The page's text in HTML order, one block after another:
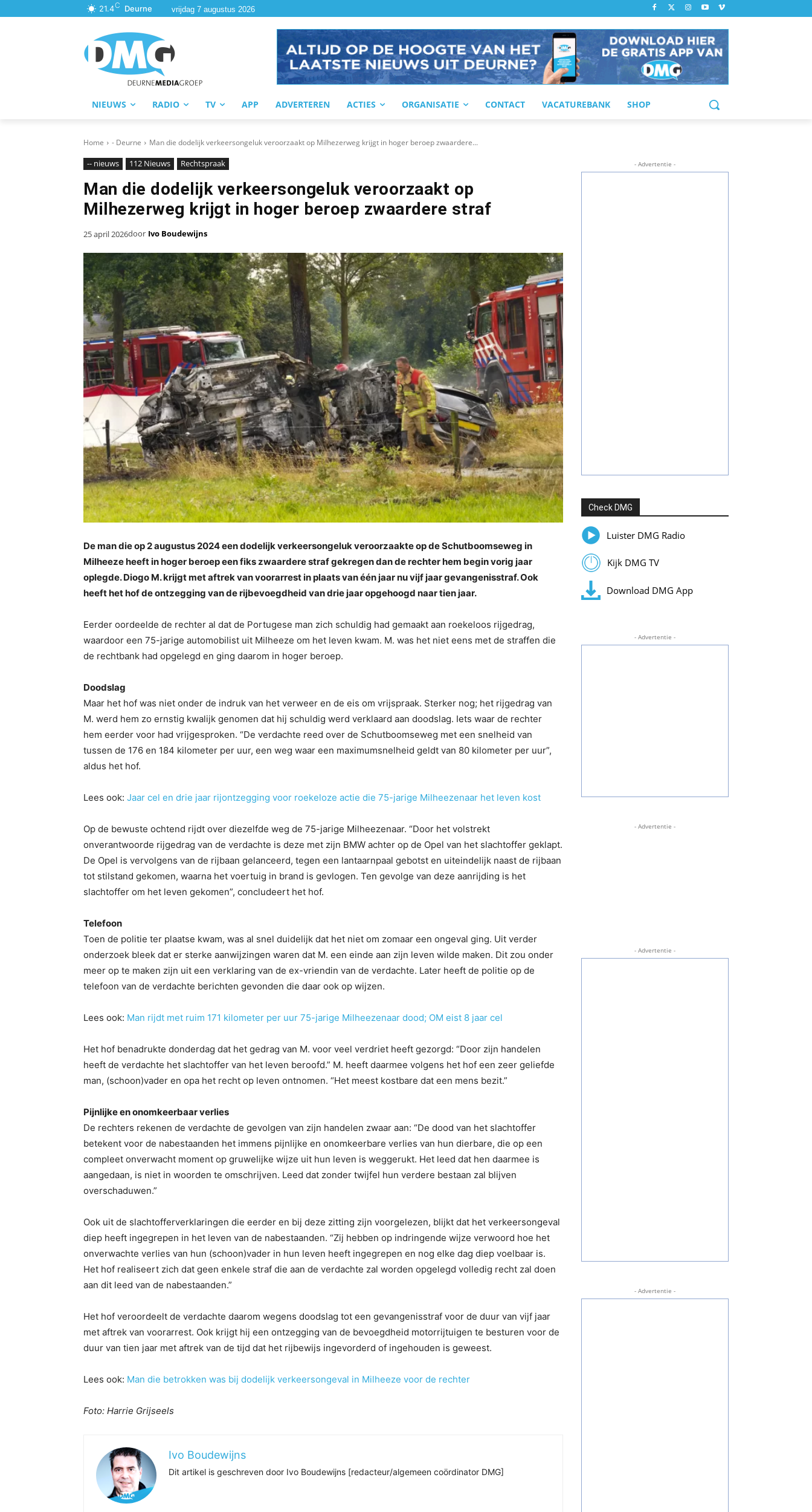
21.4C Deurne vrijdag 7 augustus 2026
NIEUWS RADIO TV APP ADVERTEREN ACTIES ORGANISATIE CONTACT VACATUREBANK SHOP
Home - Deurne Man die dodelijk verkeersongeluk veroorzaakt op Milhezerweg krijgt in hoger beroep zwaardere...
-- nieuws 112 Nieuws Rechtspraak
Man die dodelijk verkeersongeluk veroorzaakt op
Milhezerweg krijgt in hoger beroep zwaardere straf
25 april 2026door Ivo Boudewijns
De man die op 2 augustus 2024 een dodelijk verkeersongeluk veroorzaakte op de Schutboomseweg in
Milheeze heeft in hoger beroep een fiks zwaardere straf gekregen dan de rechter hem begin vorig jaar
oplegde. Diogo M. krijgt met aftrek van voorarrest in plaats van één jaar nu vijf jaar gevangenisstraf. Ook
heeft het hof de ontzegging van de rijbevoegdheid van drie jaar opgehoogd naar tien jaar.
Eerder oordeelde de rechter al dat de Portugese man zich schuldig had gemaakt aan roekeloos rijgedrag,
waardoor een 75-jarige automobilist uit Milheeze om het leven kwam. M. was het niet eens met de straffen die
de rechtbank had opgelegd en ging daarom in hoger beroep.
Doodslag
Maar het hof was niet onder de indruk van het verweer en de eis om vrijspraak. Sterker nog; het rijgedrag van
M. werd hem zo ernstig kwalijk genomen dat hij schuldig werd verklaard aan doodslag. Iets waar de rechter
hem eerder voor had vrijgesproken. “De verdachte reed over de Schutboomseweg met een snelheid van
tussen de 176 en 184 kilometer per uur, een weg waar een maximumsnelheid geldt van 80 kilometer per uur”,
aldus het hof.
Lees ook: Jaar cel en drie jaar rijontzegging voor roekeloze actie die 75-jarige Milheezenaar het leven kost
Op de bewuste ochtend rijdt over diezelfde weg de 75-jarige Milheezenaar. “Door het volstrekt
onverantwoorde rijgedrag van de verdachte is deze met zijn BMW achter op de Opel van het slachtoffer geklapt.
De Opel is vervolgens van de rijbaan gelanceerd, tegen een lantaarnpaal gebotst en uiteindelijk naast de rijbaan
tot stilstand gekomen, waarna het voertuig in brand is gevlogen. Ten gevolge van deze aanrijding is het
slachtoffer om het leven gekomen”, concludeert het hof.
Telefoon
Toen de politie ter plaatse kwam, was al snel duidelijk dat het niet om zomaar een ongeval ging. Uit verder
onderzoek bleek dat er sterke aanwijzingen waren dat M. een einde aan zijn leven wilde maken. Dit zou onder
meer op te maken zijn uit een verklaring van de ex-vriendin van de verdachte. Later heeft de politie op de
telefoon van de verdachte berichten gevonden die daar ook op wijzen.
Lees ook: Man rijdt met ruim 171 kilometer per uur 75-jarige Milheezenaar dood; OM eist 8 jaar cel
Het hof benadrukte donderdag dat het gedrag van M. voor veel verdriet heeft gezorgd: “Door zijn handelen
heeft de verdachte het slachtoffer van het leven beroofd.” M. heeft daarmee volgens het hof een zeer geliefde
man, (schoon)vader en opa het recht op leven ontnomen. “Het meest kostbare dat een mens bezit.”
Pijnlijke en onomkeerbaar verlies
De rechters rekenen de verdachte de gevolgen van zijn handelen zwaar aan: “De dood van het slachtoffer
betekent voor de nabestaanden het immens pijnlijke en onomkeerbare verlies van hun dierbare, die op een
compleet onverwacht moment op gruwelijke wijze uit hun leven is weggerukt. Het leed dat hen daarmee is
aangedaan, is niet in woorden te omschrijven. Leed dat zonder twijfel hun verdere bestaan zal blijven
overschaduwen.”
Ook uit de slachtofferverklaringen die eerder en bij deze zitting zijn voorgelezen, blijkt dat het verkeersongeval
diep heeft ingegrepen in het leven van de nabestaanden. “Zij hebben op indringende wijze verwoord hoe het
onverwachte verlies van hun (schoon)vader in hun leven heeft ingegrepen en nog elke dag diep voelbaar is.
Het hof realiseert zich dat geen enkele straf die aan de verdachte zal worden opgelegd volledig recht zal doen
aan dit leed van de nabestaanden.”
Het hof veroordeelt de verdachte daarom wegens doodslag tot een gevangenisstraf voor de duur van vijf jaar
met aftrek van voorarrest. Ook krijgt hij een ontzegging van de bevoegdheid motorrijtuigen te besturen voor de
duur van tien jaar met aftrek van de tijd dat het rijbewijs ingevorderd of ingehouden is geweest.
Lees ook: Man die betrokken was bij dodelijk verkeersongeval in Milheeze voor de rechter
Foto: Harrie Grijseels
Ivo Boudewijns
Dit artikel is geschreven door Ivo Boudewijns [redacteur/algemeen coördinator DMG]
- Advertentie -
Check DMG
Luister DMG Radio
Kijk DMG TV
Download DMG App
- Advertentie -
- Advertentie -
- Advertentie -
- Advertentie -